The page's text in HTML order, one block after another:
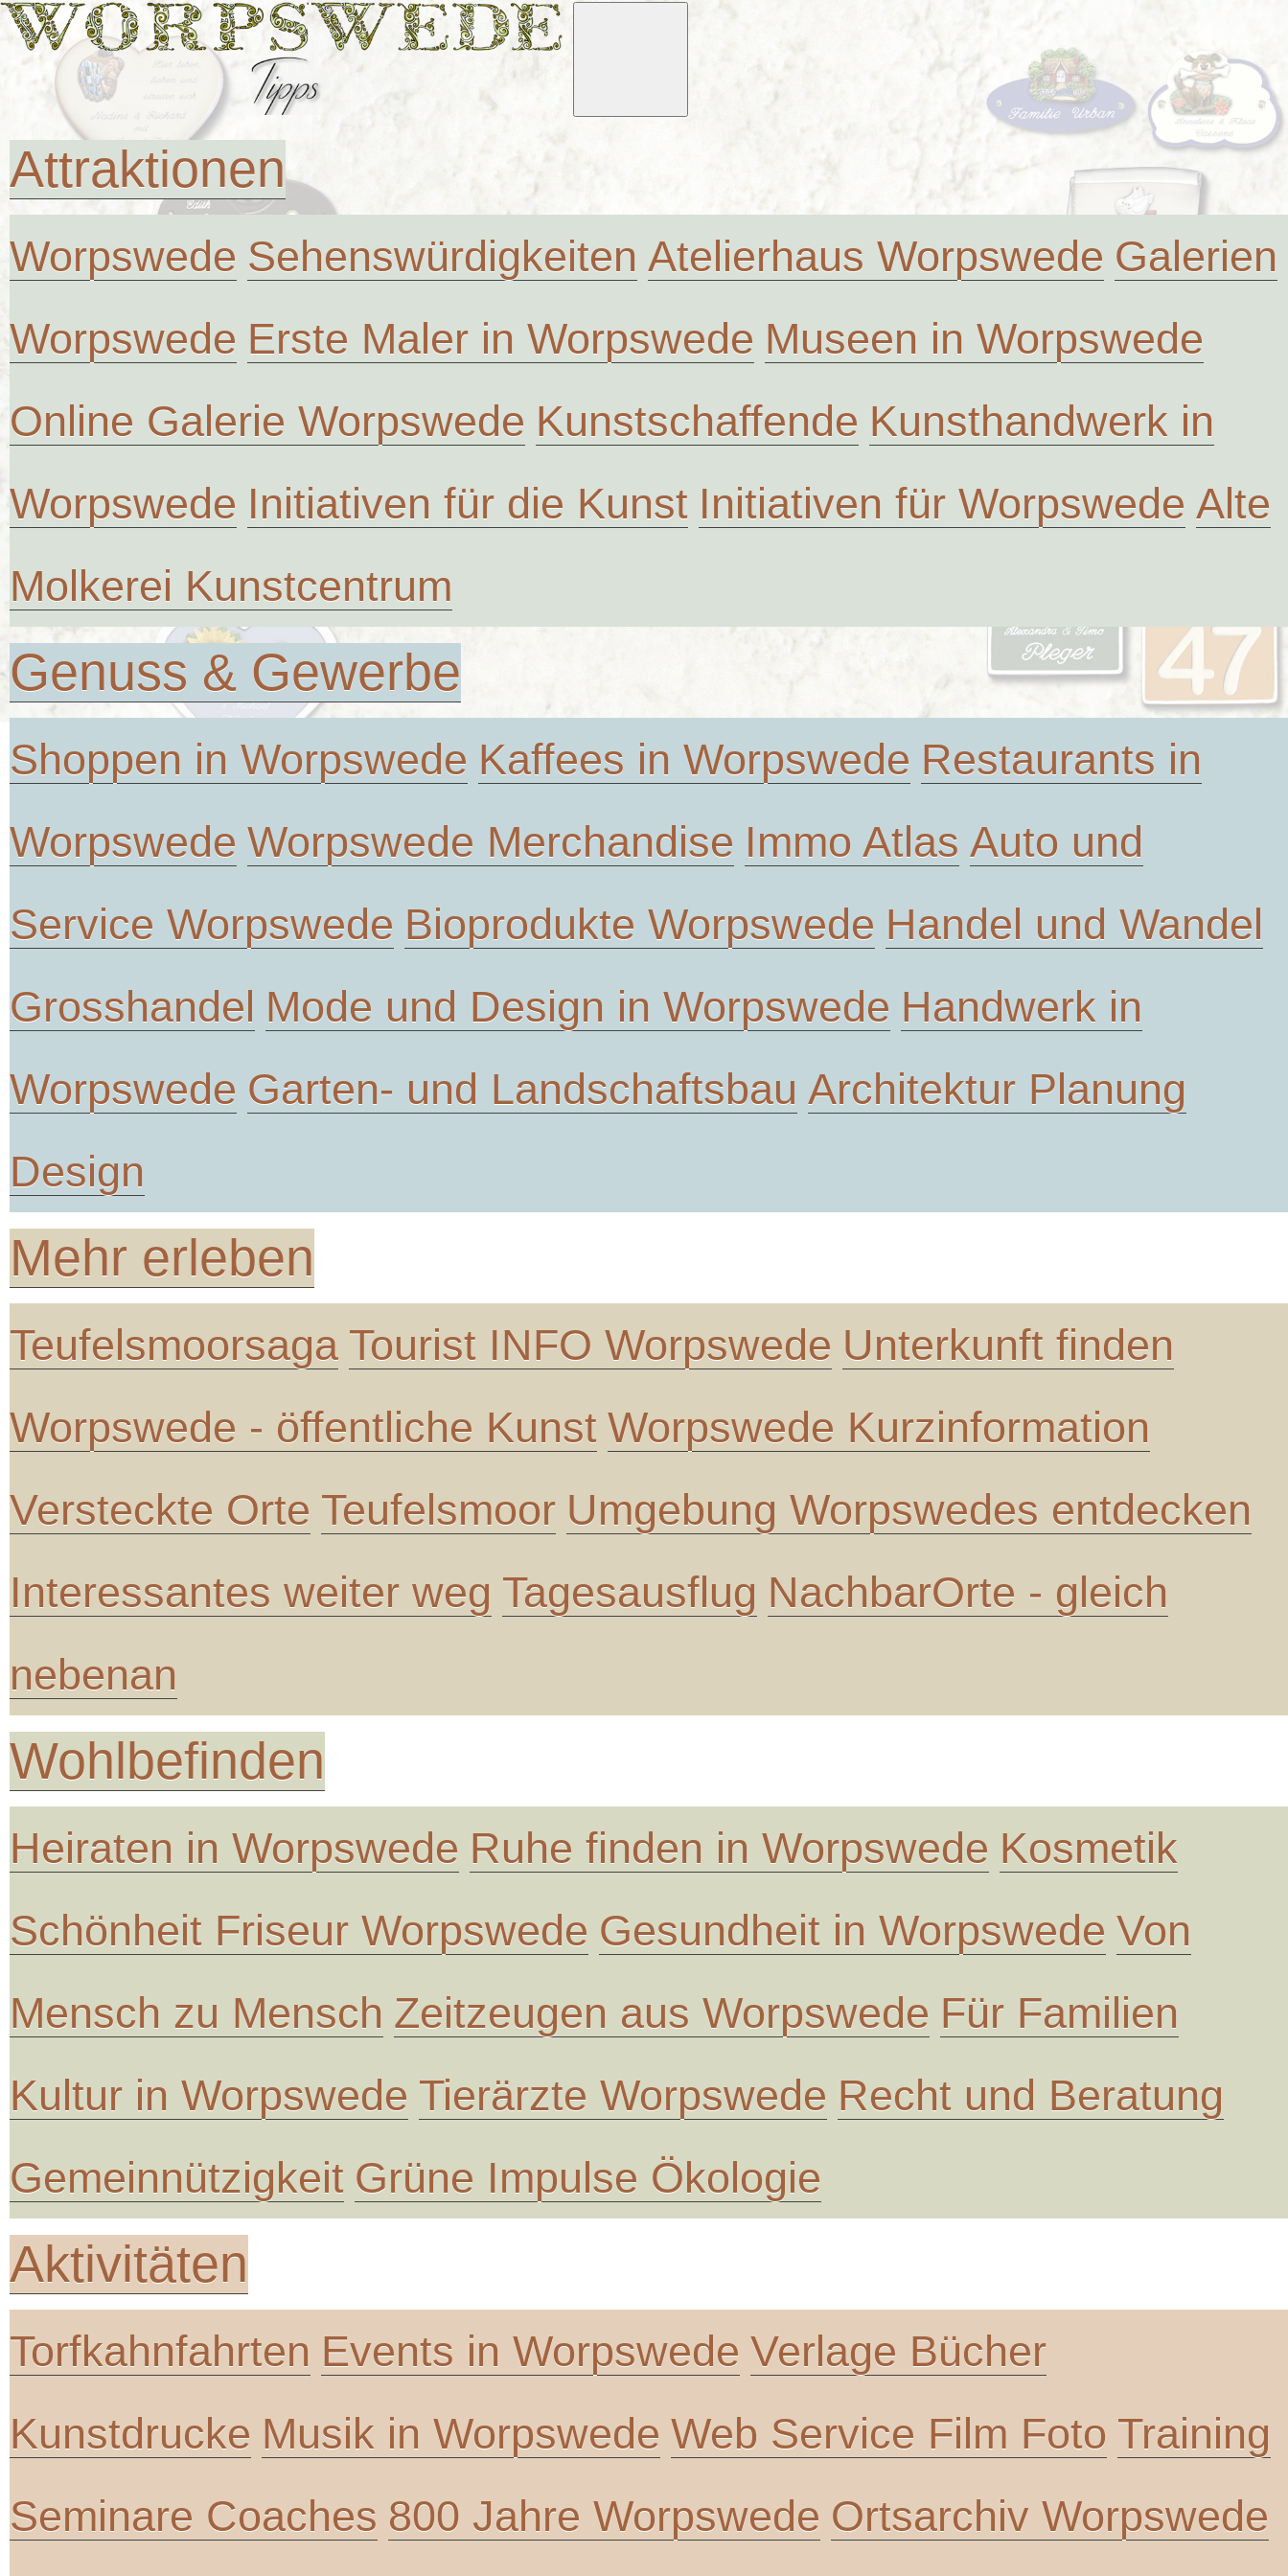
Attraktionen
Worpswede Sehenswürdigkeiten Atelierhaus Worpswede Galerien
Worpswede Erste Maler in Worpswede Museen in Worpswede
Online Galerie Worpswede Kunstschaffende Kunsthandwerk in
Worpswede Initiativen für die Kunst Initiativen für Worpswede Alte
Molkerei Kunstcentrum
Genuss & Gewerbe
Shoppen in Worpswede Kaffees in Worpswede Restaurants in
Worpswede Worpswede Merchandise Immo Atlas Auto und
Service Worpswede Bioprodukte Worpswede Handel und Wandel
Grosshandel Mode und Design in Worpswede Handwerk in
Worpswede Garten- und Landschaftsbau Architektur Planung
Design
Mehr erleben
Teufelsmoorsaga Tourist INFO Worpswede Unterkunft finden
Worpswede - öffentliche Kunst Worpswede Kurzinformation
Versteckte Orte Teufelsmoor Umgebung Worpswedes entdecken
Interessantes weiter weg Tagesausflug NachbarOrte - gleich
nebenan
Wohlbefinden
Heiraten in Worpswede Ruhe finden in Worpswede Kosmetik
Schönheit Friseur Worpswede Gesundheit in Worpswede Von
Mensch zu Mensch Zeitzeugen aus Worpswede Für Familien
Kultur in Worpswede Tierärzte Worpswede Recht und Beratung
Gemeinnützigkeit Grüne Impulse Ökologie
Aktivitäten
Torfkahnfahrten Events in Worpswede Verlage Bücher
Kunstdrucke Musik in Worpswede Web Service Film Foto Training
Seminare Coaches 800 Jahre Worpswede Ortsarchiv Worpswede